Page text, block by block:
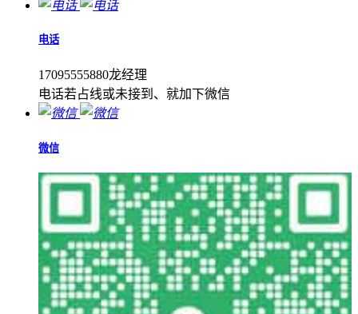
电话
17095555880龙经理
电话若占线或未接到、就加下微信
微信